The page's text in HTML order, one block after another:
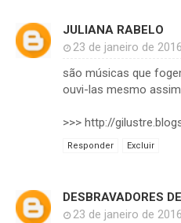
JULIANA RABELO
23 de janeiro de
são músicas que
ouvi-las mesmo assim
>>> http://
Responder Excluir
DESBRAVADORES
23 de janeiro de